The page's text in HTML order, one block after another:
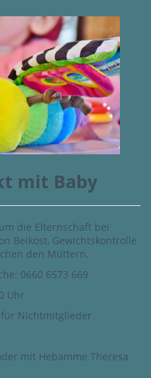
mit Baby
die Elternschaft bei
Beikost, Gewichtskontrolle
den Müttern.
0660 6573 669
Uhr
Nichtmitglieder
mit Hebamme Theresa